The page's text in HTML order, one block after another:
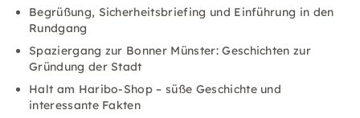
Begrüßung, Sicherheitsbriefing und Einführung in den
Rundgang
Spaziergang zur Bonner Münster: Geschichten zur
Gründung der Stadt
Halt am Haribo-Shop – süße Geschichte und
interessante Fakten